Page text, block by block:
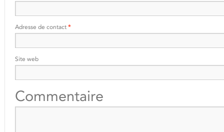
Adresse de contact *
Site web
Commentaire